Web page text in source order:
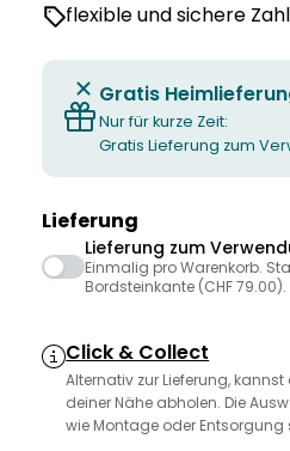
flexible und sichere
Gratis
Nur für kurze Zeit:
Gratis Lieferung zum
Lieferung
Lieferung zum
Einmalig pro Warenkorb.
Bordsteinkante (CHF 79.00).
Click & Collect
Alternativ zur Lieferung,
deiner Nähe abholen. Die
wie Montage oder